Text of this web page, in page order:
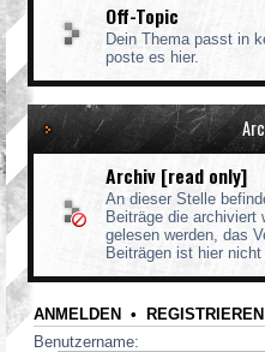
Off-Topic
Dein Thema passt in
poste es hier.
Archiv [read only]
An dieser Stelle
Beiträge die archiviert
gelesen werden, das
Beiträgen ist hier
ANMELDEN • REGISTRIEREN
Benutzername: